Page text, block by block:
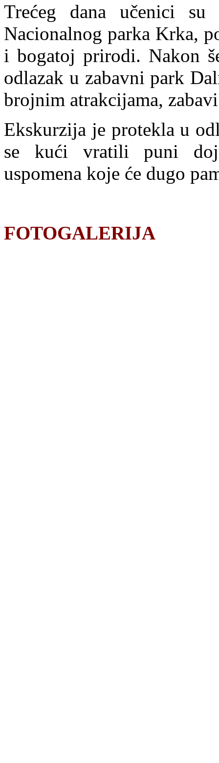
Trećeg dana učenici
Nacionalnog parka Krka,
i bogatoj prirodi. Nakon
odlazak u zabavni park
brojnim atrakcijama,
Ekskurzija je protekla u
se kući vratili puni
uspomena koje će dugo
FOTOGALERIJA